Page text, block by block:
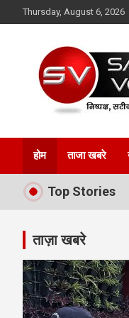
to
Thursday, August 6, 2026
Satya
होम ताजा खबरे
Top Stories
रफ्तार, MDDA बोर्ड बैठक में
ताज़ा खबरे